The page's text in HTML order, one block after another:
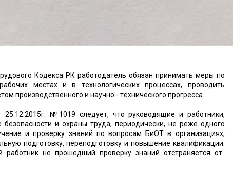
Кодекса РК работодатель обязан принимать меры по
местах и в технологических процессах, проводить
производственного и научно - технического прогресса.
25.12.2015г. №1019 следует, что руководящие и работники,
безопасности и охраны труда, периодически, не реже одного
и проверку знаний по вопросам
БиОТ в организациях,
подготовку, переподготовку и повышение квалификации.
работникне прошедший проверку знаний отстраняется от